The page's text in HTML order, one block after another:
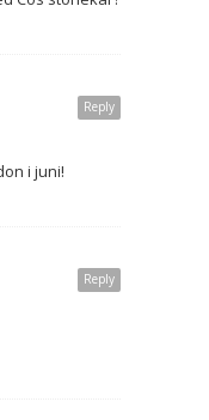
Reply
i juni!
Reply